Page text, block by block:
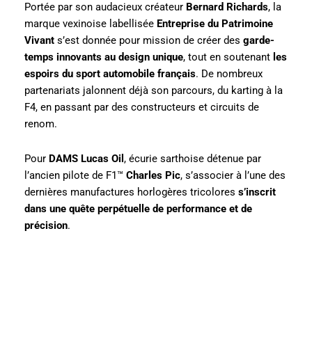
Portée par son audacieux créateur Bernard Richards, la
marque vexinoise labellisée Entreprise du Patrimoine
Vivant s’est donnée pour mission de créer des garde-
temps innovants au design unique, tout en soutenant les
espoirs du sport automobile français. De nombreux
partenariats jalonnent déjà son parcours, du karting à la
F4, en passant par des constructeurs et circuits de
renom.
Pour DAMS Lucas Oil , écurie sarthoise détenue par
l’ancien pilote de F1™ Charles Pic, s’associer à l’une des
dernières manufactures horlogères tricolores s’inscrit
dans une quête perpétuelle de performance et de
précision.